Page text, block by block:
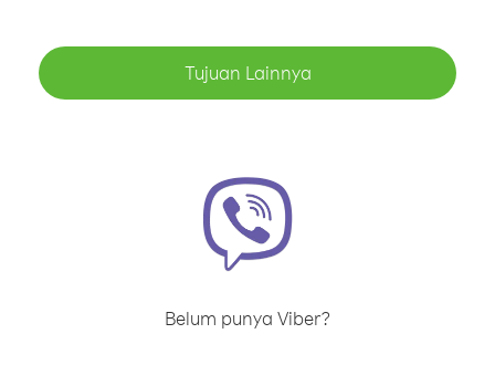
Tujuan Lainnya
Belum punya Viber?